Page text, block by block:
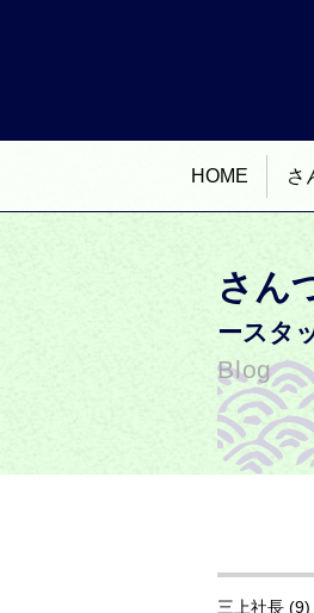
HOME さ
さん
ースタ
Blog
三上社長 (9)